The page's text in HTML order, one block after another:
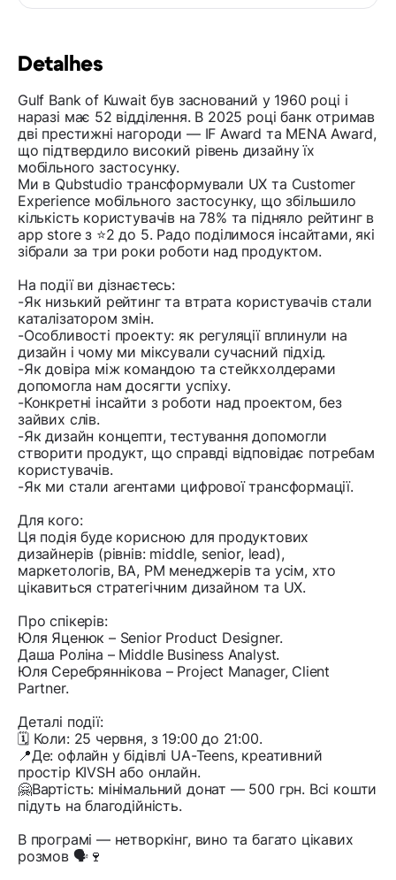
Detalhes
Gulf Bank of Kuwait був заснований у 1960 році і
наразі має 52 відділення. В 2025 році банк отримав
дві престижні нагороди — IF Award та MENA Award,
що підтвердило високий рівень дизайну їх
мобільного застосунку.
Ми в Qubstudio трансформували UX та Customer
Experience мобільного застосунку, що збільшило
кількість користувачів на 78% та підняло рейтинг в
app store з ⭐️2 до 5. Радо поділимося інсайтами, які
зібрали за три роки роботи над продуктом.
На події ви дізнаєтесь:
-Як низький рейтинг та втрата користувачів стали
каталізатором змін.
-Особливості проекту: як регуляції вплинули на
дизайн і чому ми міксували сучасний підхід.
-Як довіра між командою та стейкхолдерами
допомогла нам досягти успіху.
-Конкретні інсайти з роботи над проектом, без
зайвих слів.
-Як дизайн концепти, тестування допомогли
створити продукт, що справді відповідає потребам
користувачів.
-Як ми стали агентами цифрової трансформації.
Для кого:
Ця подія буде корисною для продуктових
дизайнерів (рівнів: middle, senior, lead),
маркетологів, BA, PM менеджерів та усім, хто
цікавиться стратегічним дизайном та UX.
Про спікерів:
Юля Яценюк – Senior Product Designer.
Даша Роліна – Middle Business Analyst.
Юля Серебряннікова – Project Manager, Client
Partner.
Деталі події:
🗓️ Коли: 25 червня, з 19:00 до 21:00.
📍Де: офлайн у бідівлі UA-Teens, креативний
простір KIVSH або онлайн.
🤗Вартість: мінімальний донат — 500 грн. Всі кошти
підуть на благодійність.
В програмі — нетворкінг, вино та багато цікавих
розмов 🗣🍷